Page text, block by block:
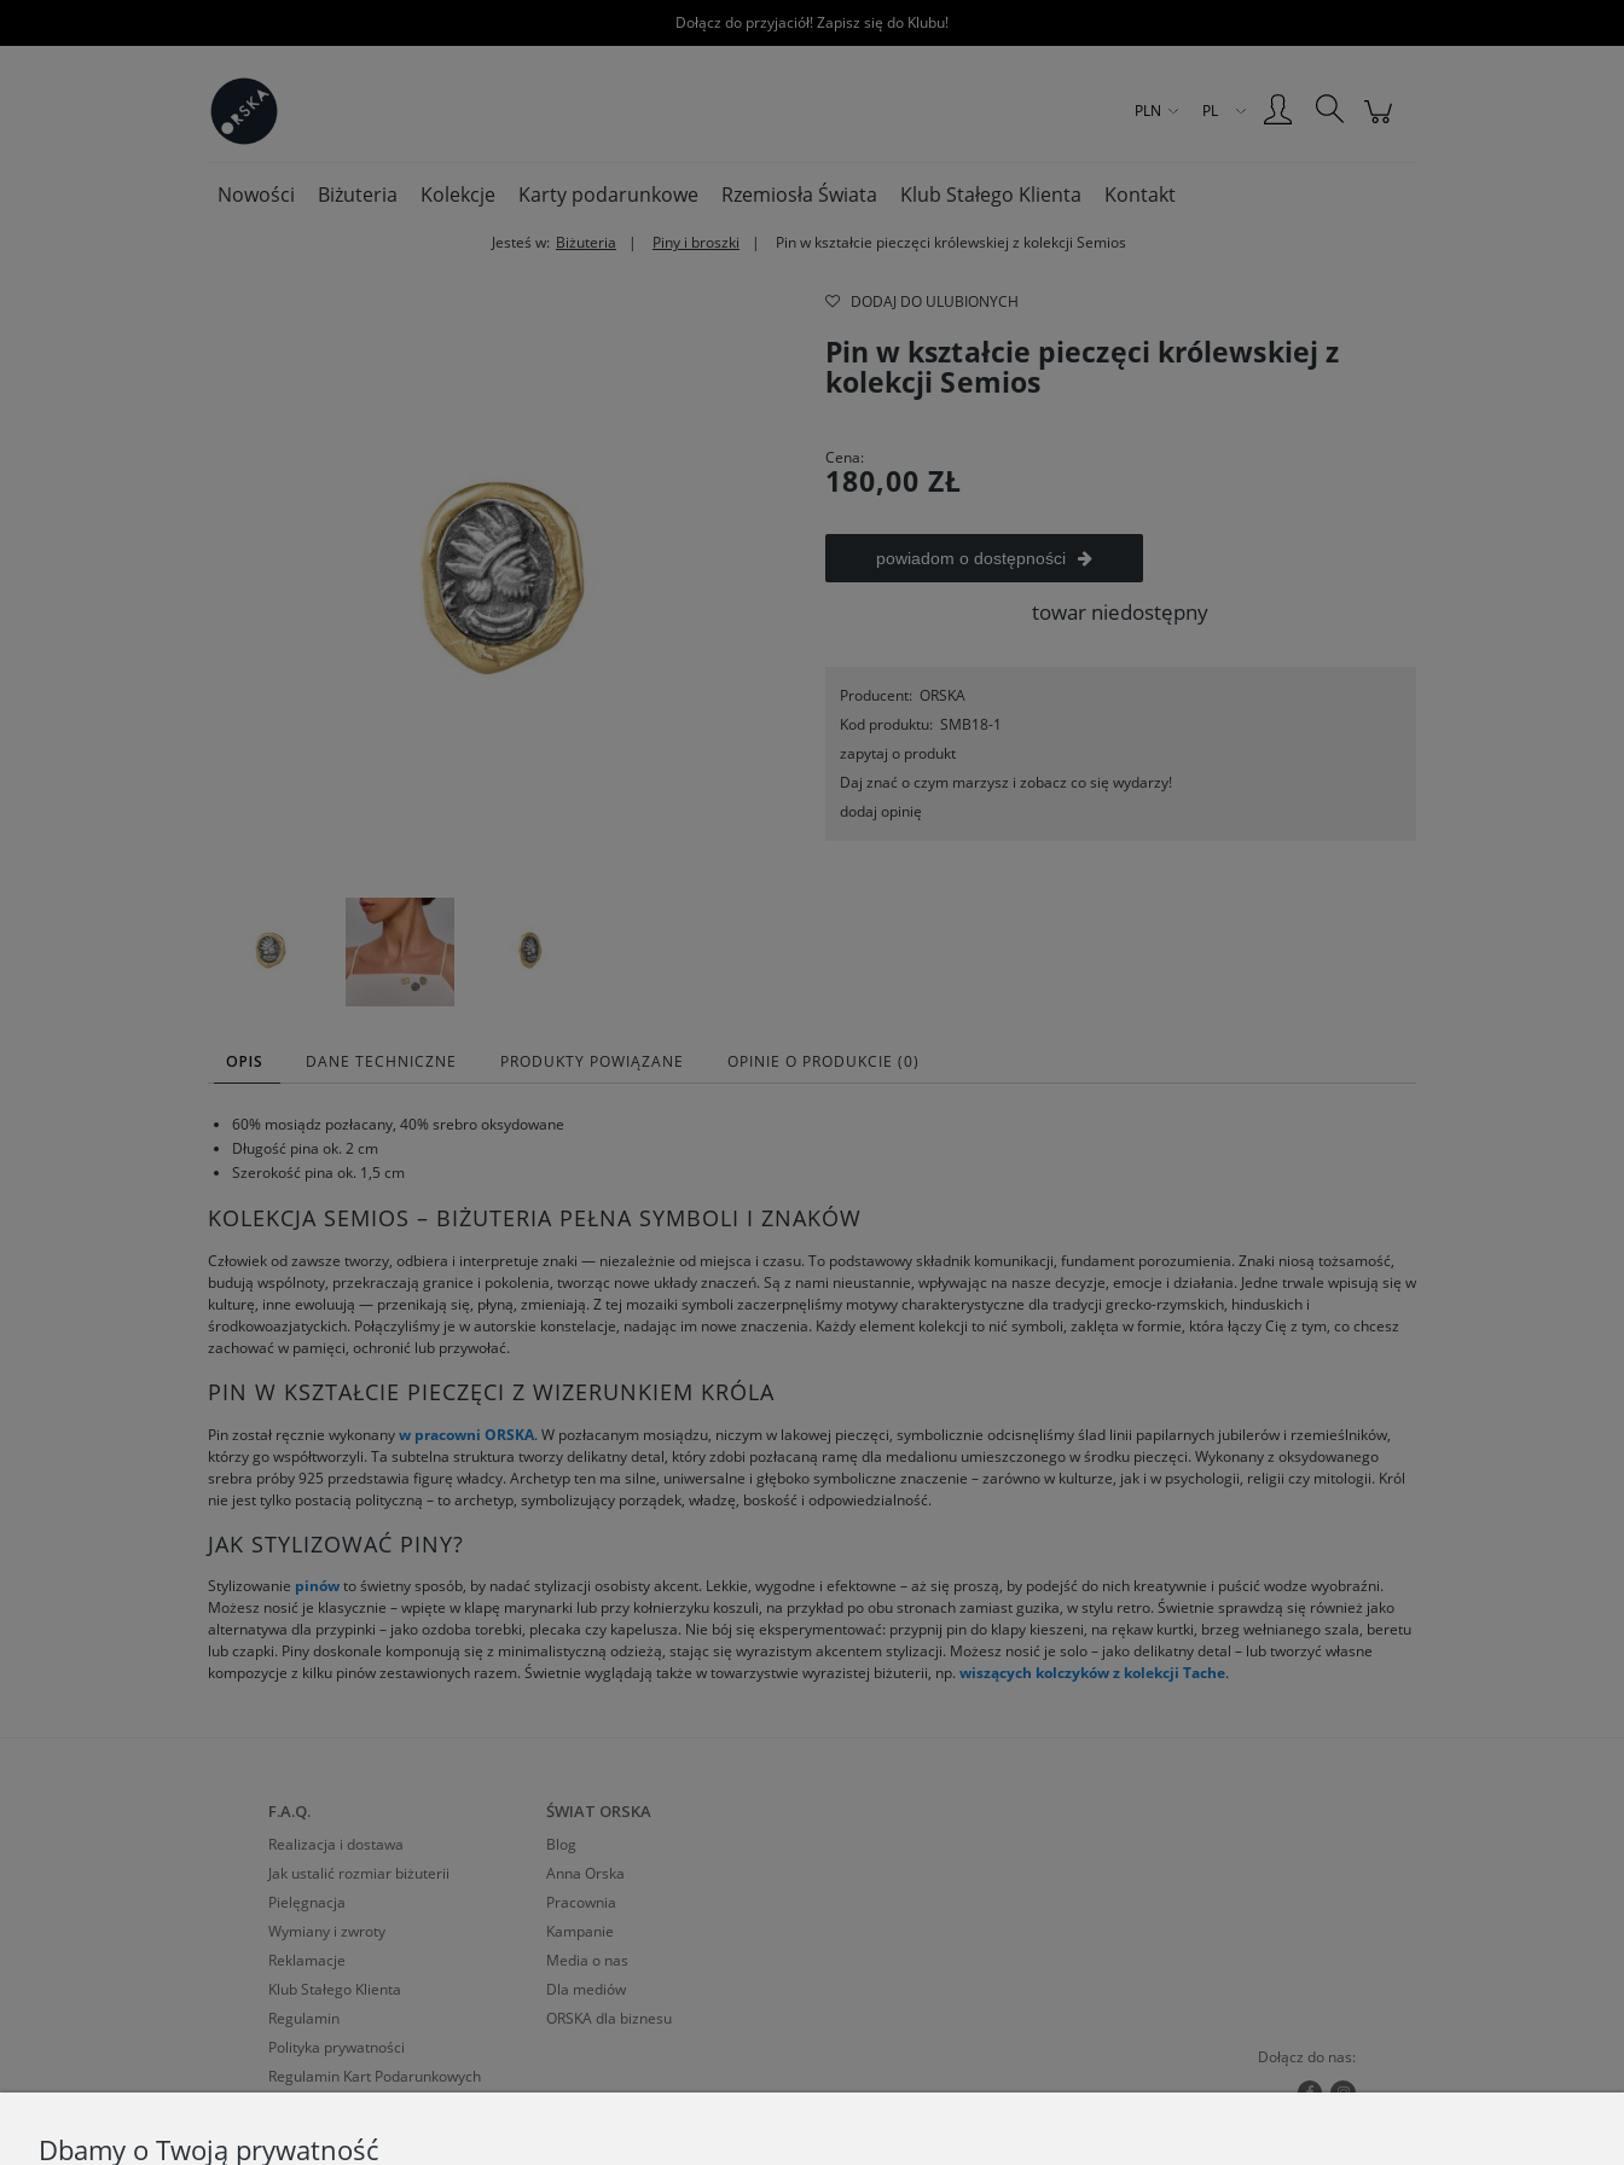
Dołącz do przyjaciół! Zapisz się do Klubu!
PLN PL
Nowości Biżuteria Kolekcje Karty podarunkowe Rzemiosła Świata Klub Stałego Klienta Kontakt
Jesteś w: Biżuteria Piny i broszki Pin w kształcie pieczęci królewskiej z kolekcji Semios
DODAJ DO ULUBIONYCH
Pin w kształcie pieczęci królewskiej z
kolekcji Semios
Cena:
180,00 ZŁ
powiadom o dostępności
towar niedostępny
Producent: ORSKA
Kod produktu: SMB18-1
zapytaj o produkt
Daj znać o czym marzysz i zobacz co się wydarzy!
dodaj opinię
OPIS DANE TECHNICZNE PRODUKTY POWIĄZANE OPINIE O PRODUKCIE (0)
60% mosiądz pozłacany, 40% srebro oksydowane
Długość pina ok. 2 cm
Szerokość pina ok. 1,5 cm
KOLEKCJA SEMIOS – BIŻUTERIA PEŁNA SYMBOLI I ZNAKÓW
Człowiek od zawsze tworzy, odbiera i interpretuje znaki — niezależnie od miejsca i czasu. To podstawowy składnik komunikacji, fundament porozumienia. Znaki niosą tożsamość,
budują wspólnoty, przekraczają granice i pokolenia, tworząc nowe układy znaczeń. Są z nami nieustannie, wpływając na nasze decyzje, emocje i działania. Jedne trwale wpisują się w
kulturę, inne ewoluują — przenikają się, płyną, zmieniają. Z tej mozaiki symboli zaczerpnęliśmy motywy charakterystyczne dla tradycji grecko-rzymskich, hinduskich i
środkowoazjatyckich. Połączyliśmy je w autorskie konstelacje, nadając im nowe znaczenia. Każdy element kolekcji to nić symboli, zaklęta w formie, która łączy Cię z tym, co chcesz
zachować w pamięci, ochronić lub przywołać.
PIN W KSZTAŁCIE PIECZĘCI Z WIZERUNKIEM KRÓLA
Pin został ręcznie wykonanyw pracowni ORSKA. W pozłacanym mosiądzu, niczym w lakowej pieczęci, symbolicznie odcisnęliśmy ślad linii papilarnych jubilerów i rzemieślników,
którzy go współtworzyli. Ta subtelna struktura tworzy delikatny detal, który zdobi pozłacaną ramę dla medalionu umieszczonego w środku pieczęci. Wykonany z oksydowanego
srebra próby 925 przedstawia figurę władcy. Archetyp ten ma silne, uniwersalne i głęboko symboliczne znaczenie – zarówno w kulturze, jak i w psychologii, religii czy mitologii. Król
nie jest tylko postacią polityczną – to archetyp, symbolizujący porządek, władzę, boskość i odpowiedzialność.
JAK STYLIZOWAĆ PINY?
Stylizowanie pinówto świetny sposób, by nadać stylizacji osobisty akcent. Lekkie, wygodne i efektowne – aż się proszą, by podejść do nich kreatywnie i puścić wodze wyobraźni.
Możesz nosić je klasycznie – wpięte w klapę marynarki lub przy kołnierzyku koszuli, na przykład po obu stronach zamiast guzika, w stylu retro. Świetnie sprawdzą się również jako
alternatywa dla przypinki – jako ozdoba torebki, plecaka czy kapelusza. Nie bój się eksperymentować: przypnij pin do klapy kieszeni, na rękaw kurtki, brzeg wełnianego szala, beretu
lub czapki. Piny doskonale komponują się z minimalistyczną odzieżą, stając się wyrazistym akcentem stylizacji. Możesz nosić je solo – jako delikatny detal – lub tworzyć własne
kompozycje z kilku pinów zestawionych razem. Świetnie wyglądają także w towarzystwie wyrazistej biżuterii, np. wiszących kolczyków z kolekcji Tache.
F.A.Q.
Realizacja i dostawa
Jak ustalić rozmiar biżuterii
Pielęgnacja
Wymiany i zwroty
Reklamacje
Klub Stałego Klienta
Regulamin
Polityka prywatności
Regulamin Kart Podarunkowych
ŚWIAT ORSKA
Blog
Anna Orska
Pracownia
Kampanie
Media o nas
Dla mediów
ORSKA dla biznesu
Dołącz do nas:
Dbamy o Twoją prywatność